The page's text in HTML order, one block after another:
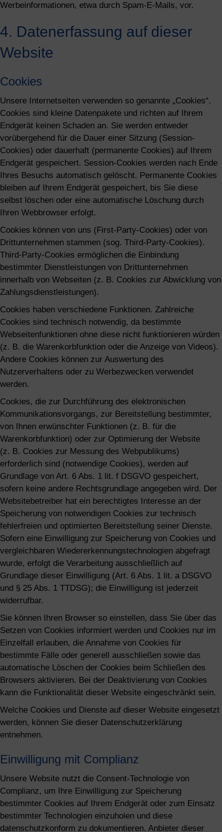
Werbeinformationen, etwa durch Spam-E-Mails, vor.
4. Datenerfassung auf dieser
Website
Cookies
Unsere Internetseiten verwenden so genannte „Cookies“.
Cookies sind kleine Datenpakete und richten auf Ihrem
Endgerät keinen Schaden an. Sie werden entweder
vorübergehend für die Dauer einer Sitzung (Session-
Cookies) oder dauerhaft (permanente Cookies) auf Ihrem
Endgerät gespeichert. Session-Cookies werden nach Ende
Ihres Besuchs automatisch gelöscht. Permanente Cookies
bleiben auf Ihrem Endgerät gespeichert, bis Sie diese
selbst löschen oder eine automatische Löschung durch
Ihren Webbrowser erfolgt.
Cookies können von uns (First-Party-Cookies) oder von
Drittunternehmen stammen (sog. Third-Party-Cookies).
Third-Party-Cookies ermöglichen die Einbindung
bestimmter Dienstleistungen von Drittunternehmen
innerhalb von Webseiten (z. B. Cookies zur Abwicklung von
Zahlungsdienstleistungen).
Cookies haben verschiedene Funktionen. Zahlreiche
Cookies sind technisch notwendig, da bestimmte
Webseitenfunktionen ohne diese nicht funktionieren würden
(z. B. die Warenkorbfunktion oder die Anzeige von Videos).
Andere Cookies können zur Auswertung des
Nutzerverhaltens oder zu Werbezwecken verwendet
werden.
Cookies, die zur Durchführung des elektronischen
Kommunikationsvorgangs, zur Bereitstellung bestimmter,
von Ihnen erwünschter Funktionen (z. B. für die
Warenkorbfunktion) oder zur Optimierung der Website
(z. B. Cookies zur Messung des Webpublikums)
erforderlich sind (notwendige Cookies), werden auf
Grundlage von Art. 6 Abs. 1 lit. f DSGVO gespeichert,
sofern keine andere Rechtsgrundlage angegeben wird. Der
Websitebetreiber hat ein berechtigtes Interesse an der
Speicherung von notwendigen Cookies zur technisch
fehlerfreien und optimierten Bereitstellung seiner Dienste.
Sofern eine Einwilligung zur Speicherung von Cookies und
vergleichbaren Wiedererkennungstechnologien abgefragt
wurde, erfolgt die Verarbeitung ausschließlich auf
Grundlage dieser Einwilligung (Art. 6 Abs. 1 lit. a DSGVO
und § 25 Abs. 1 TTDSG); die Einwilligung ist jederzeit
widerrufbar.
Sie können Ihren Browser so einstellen, dass Sie über das
Setzen von Cookies informiert werden und Cookies nur im
Einzelfall erlauben, die Annahme von Cookies für
bestimmte Fälle oder generell ausschließen sowie das
automatische Löschen der Cookies beim Schließen des
Browsers aktivieren. Bei der Deaktivierung von Cookies
kann die Funktionalität dieser Website eingeschränkt sein.
Welche Cookies und Dienste auf dieser Website eingesetzt
werden, können Sie dieser Datenschutzerklärung
entnehmen.
Einwilligung mit Complianz
Unsere Website nutzt die Consent-Technologie von
Complianz, um Ihre Einwilligung zur Speicherung
bestimmter Cookies auf Ihrem Endgerät oder zum Einsatz
bestimmter Technologien einzuholen und diese
datenschutzkonform zu dokumentieren. Anbieter dieser